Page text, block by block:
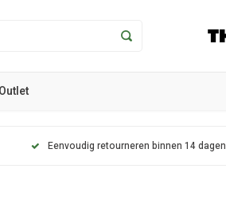
Outlet
Eenvoudig retourneren binnen 14 dagen